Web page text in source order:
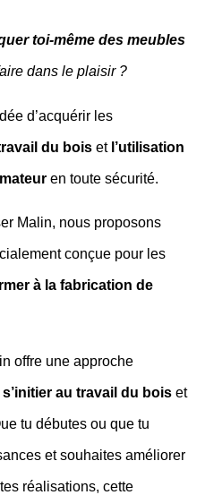
toi-même des meubles
dans le plaisir ?
d’acquérir les
du bois et l’utilisation
en toute sécurité.
Malin, nous proposons
conçue pour les
à la fabrication de
offre une approche
s’initier au travail du bois et
tu débutes ou que tu
et souhaites améliorer
réalisations, cette